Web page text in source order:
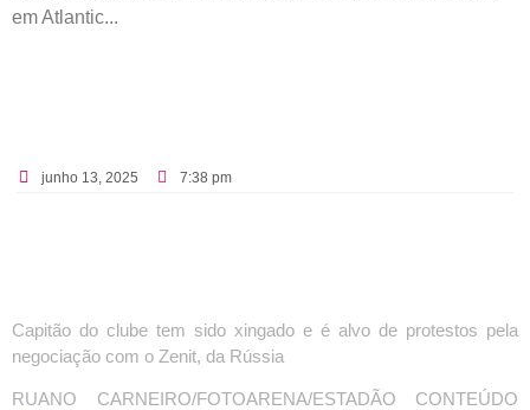
em Atlantic...
junho 13, 2025 7:38 pm
Capitão do clube tem sido xingado e é alvo de protestos pela
negociação com o Zenit, da Rússia
RUANO CARNEIRO/FOTOARENA/ESTADÃO CONTEÚDO